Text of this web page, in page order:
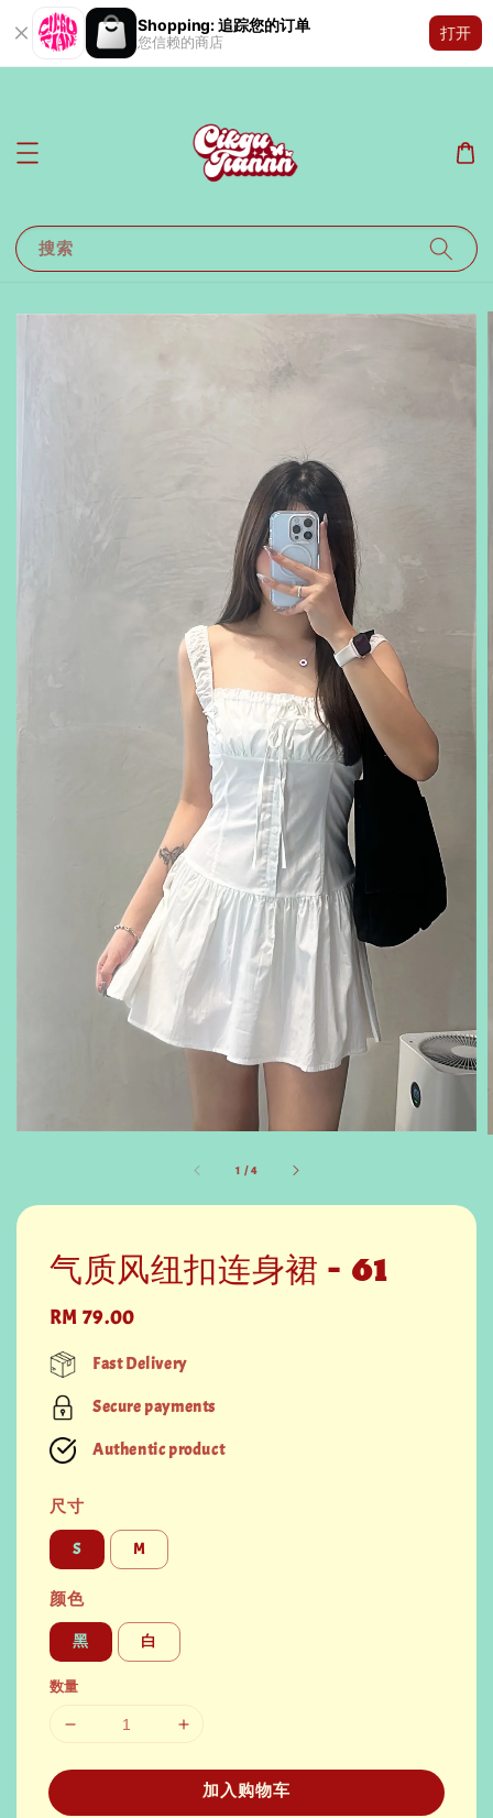
Shopping: 追踪您的订单
您信赖的商店
打开
搜索
1 /4
气质风纽扣连身裙 - 61
Regular
price
RM 79.00
Fast Delivery
Secure payments
Authentic product
尺寸
S M
颜色
黑 白
数量
加入购物车